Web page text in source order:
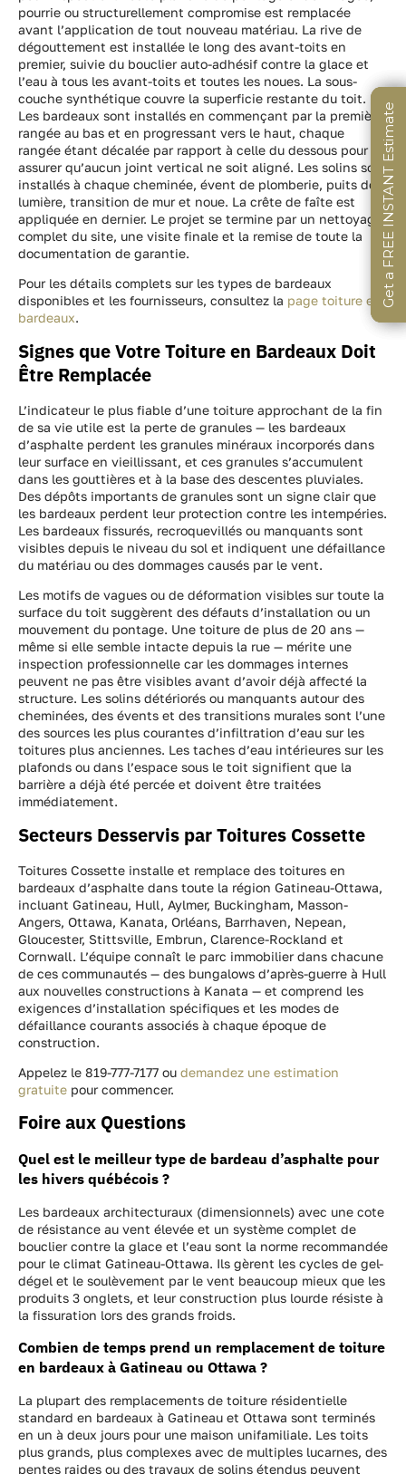
pourrie ou structurellement compromise est remplacée
avant l’application de tout nouveau matériau. La rive de
dégouttement est installée le long des avant-toits en
premier, suivie du bouclier auto-adhésif contre la glace et
l’eau à tous les avant-toits et toutes les noues. La sous-
couche synthétique couvre la superficie restante du toit.
Les bardeaux sont installés en commençant par la première
rangée au bas et en progressant vers le haut, chaque
rangée étant décalée par rapport à celle du dessous pour
assurer qu’aucun joint vertical ne soit aligné. Les solins sont
installés à chaque cheminée, évent de plomberie, puits de
lumière, transition de mur et noue. La crête de faîte est
appliquée en dernier. Le projet se termine par un nettoyage
complet du site, une visite finale et la remise de toute la
documentation de garantie.
Pour les détails complets sur les types de bardeaux
disponibles et les fournisseurs, consultez la page toiture en
bardeaux.
Signes que Votre Toiture en Bardeaux Doit
Être Remplacée
L’indicateur le plus fiable d’une toiture approchant de la fin
de sa vie utile est la perte de granules — les bardeaux
d’asphalte perdent les granules minéraux incorporés dans
leur surface en vieillissant, et ces granules s’accumulent
dans les gouttières et à la base des descentes pluviales.
Des dépôts importants de granules sont un signe clair que
les bardeaux perdent leur protection contre les intempéries.
Les bardeaux fissurés, recroquevillés ou manquants sont
visibles depuis le niveau du sol et indiquent une défaillance
du matériau ou des dommages causés par le vent.
Les motifs de vagues ou de déformation visibles sur toute la
surface du toit suggèrent des défauts d’installation ou un
mouvement du pontage. Une toiture de plus de 20 ans —
même si elle semble intacte depuis la rue — mérite une
inspection professionnelle car les dommages internes
peuvent ne pas être visibles avant d’avoir déjà affecté la
structure. Les solins détériorés ou manquants autour des
cheminées, des évents et des transitions murales sont l’une
des sources les plus courantes d’infiltration d’eau sur les
toitures plus anciennes. Les taches d’eau intérieures sur les
plafonds ou dans l’espace sous le toit signifient que la
barrière a déjà été percée et doivent être traitées
immédiatement.
Secteurs Desservis par Toitures Cossette
Toitures Cossette installe et remplace des toitures en
bardeaux d’asphalte dans toute la région Gatineau-Ottawa,
incluant Gatineau, Hull, Aylmer, Buckingham, Masson-
Angers, Ottawa, Kanata, Orléans, Barrhaven, Nepean,
Gloucester, Stittsville, Embrun, Clarence-Rockland et
Cornwall. L’équipe connaît le parc immobilier dans chacune
de ces communautés — des bungalows d’après-guerre à Hull
aux nouvelles constructions à Kanata — et comprend les
exigences d’installation spécifiques et les modes de
défaillance courants associés à chaque époque de
construction.
Appelez le 819-777-7177 ou demandez une estimation
gratuite pour commencer.
Foire aux Questions
Quel est le meilleur type de bardeau d’asphalte pour
les hivers québécois ?
Les bardeaux architecturaux (dimensionnels) avec une cote
de résistance au vent élevée et un système complet de
bouclier contre la glace et l’eau sont la norme recommandée
pour le climat Gatineau-Ottawa. Ils gèrent les cycles de gel-
dégel et le soulèvement par le vent beaucoup mieux que les
produits 3 onglets, et leur construction plus lourde résiste à
la fissuration lors des grands froids.
Combien de temps prend un remplacement de toiture
en bardeaux à Gatineau ou Ottawa ?
La plupart des remplacements de toiture résidentielle
standard en bardeaux à Gatineau et Ottawa sont terminés
en un à deux jours pour une maison unifamiliale. Les toits
plus grands, plus complexes avec de multiples lucarnes, des
pentes raides ou des travaux de solins étendus peuvent
Get a FREE INSTANT Estimate
Get a FREE INSTANT Estimate
Get a FREE INSTANT Estimate